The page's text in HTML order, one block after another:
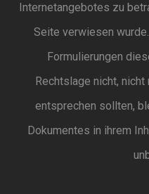
Internetangebotes zu
Seite verwiesen
Formulierungen
Rechtslage nicht,
entsprechen sollten,
Dokumentes in ihrem